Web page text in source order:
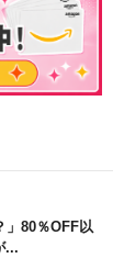
」80％OFF以
...